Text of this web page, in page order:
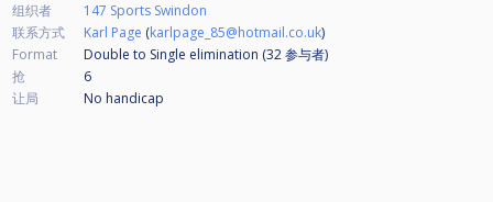
组织者
147 Sports Swindon
联系方式
Karl Page (karlpage_85@hotmail.co.uk)
Format
Double to Single elimination (32参与者)
抢
6
让局
No handicap